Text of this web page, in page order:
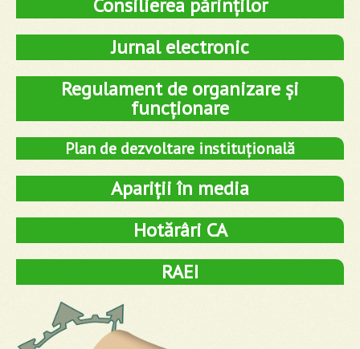
Consilierea părinților
Jurnal electronic
Regulament de organizare și
funcționare
Plan de dezvoltare instituțională
Apariții în media
Hotărâri CA
RAEI